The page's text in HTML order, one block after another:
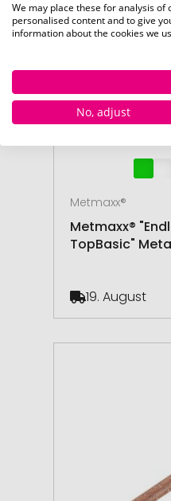
Metmaxx®
Metmaxx®
TopBasic"
19. August
We may place these for analysis
personalised content and to give
information about the cookies we
No, adjust